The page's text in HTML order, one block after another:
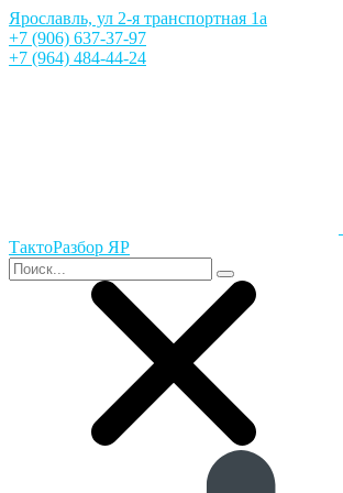
Ярославль, ул 2-я транспортная 1а
+7 (906) 637-37-97
+7 (964) 484-44-24
ТактоРазбор ЯР